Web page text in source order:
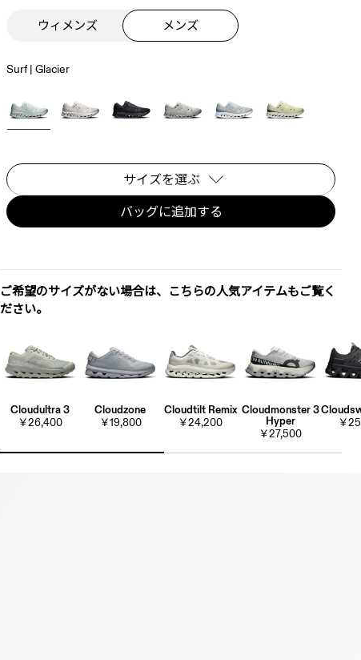
ウィメンズ メンズ
Surf | Glacier
サイズを選ぶ
バッグに追加する
ご希望のサイズがない場合は、こちらの人気アイテムもご覧く
ださい。
Cloudultra 3
￥26,400
Cloudzone
￥19,800
Cloudtilt Remix
￥24,200
Cloudmonster 3
Hyper
￥27,500
￥